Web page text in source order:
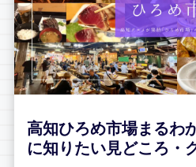
高知ひろめ市場まるわ
に知りたい見どころ・